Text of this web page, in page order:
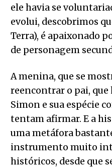
ele havia se
evolui, descobrimos
Terra), é apaixonado
de personagem
A menina, que se
reencontrar o pai, que
Simon e sua espécie
tentam afirmar. E a
uma metáfora
instrumento muito
históricos, desde que